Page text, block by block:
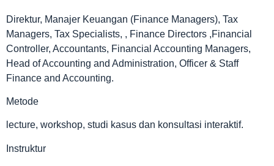
Direktur, Manajer Keuangan (Finance Managers), Tax
Managers, Tax Specialists, , Finance Directors ,Financial
Controller, Accountants, Financial Accounting Managers,
Head of Accounting and Administration, Officer & Staff
Finance and Accounting.
Metode
lecture, workshop, studi kasus dan konsultasi interaktif.
Instruktur